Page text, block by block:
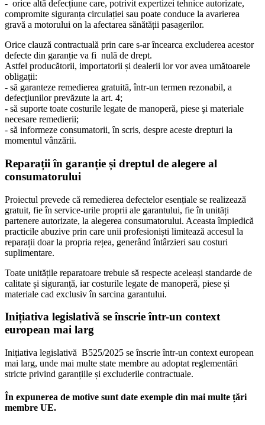
- orice altă defecțiune care, potrivit expertizei tehnice autorizate,
compromite siguranța circulației sau poate conduce la avarierea
gravă a motorului on la afectarea sănătății pasagerilor.
Orice clauză contractuală prin care s-ar încearca excluderea acestor
defecte din garanție va fi nulă de drept.
Astfel producătorii, importatorii și dealerii lor vor avea umătoarele
obligații:
- să garanteze remedierea gratuită, într-un termen rezonabil, a
defecţiunilor prevăzute la art. 4;
- să suporte toate costurile legate de manoperă, piese şi materiale
necesare remedierii;
- să informeze consumatorii, în scris, despre aceste drepturi la
momentul vânzării.
Reparații în garanție și dreptul de alegere al
consumatorului
Proiectul prevede că remedierea defectelor esențiale se realizează
gratuit, fie în service-urile proprii ale garantului, fie în unități
partenere autorizate, la alegerea consumatorului. Aceasta împiedică
practicile abuzive prin care unii profesioniști limitează accesul la
reparații doar la propria rețea, generând întârzieri sau costuri
suplimentare.
Toate unitățile reparatoare trebuie să respecte aceleași standarde de
calitate și siguranță, iar costurile legate de manoperă, piese și
materiale cad exclusiv în sarcina garantului.
Inițiativa legislativă se înscrie într-un context
european mai larg
Inițiativa legislativă B525/2025 se înscrie într-un context european
mai larg, unde mai multe state membre au adoptat reglementări
stricte privind garanțiile și excluderile contractuale.
În expunerea de motive sunt date exemple din mai multe țări
membre UE.